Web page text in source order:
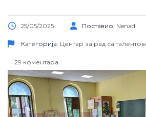
25/05/2025 Поставио: Nenad
Категорија: Центар за рад са
29 коментара